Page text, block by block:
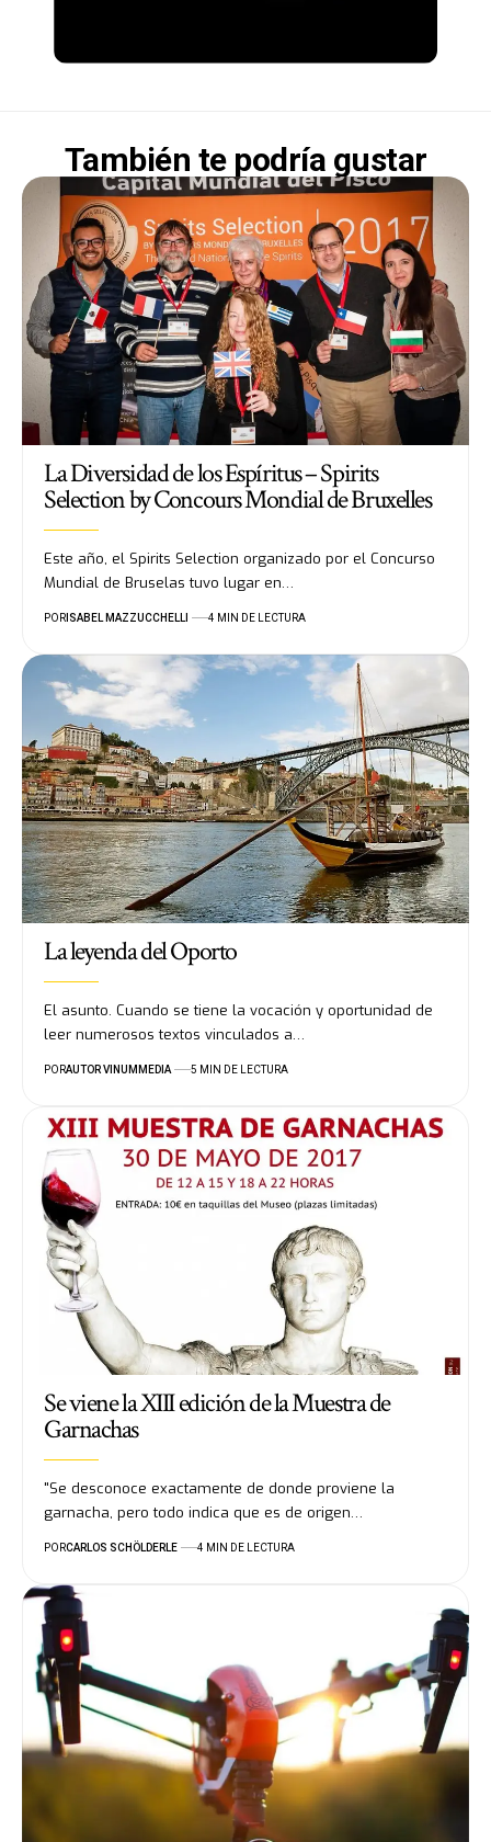
También te podría gustar
La Diversidad de los Espíritus – Spirits
Selection by Concours Mondial de Bruxelles
Este año, el Spirits Selection organizado por el Concurso
Mundial de Bruselas tuvo lugar en…
POR ISABEL MAZZUCCHELLI 4 MIN DE LECTURA
La leyenda del Oporto
El asunto. Cuando se tiene la vocación y oportunidad de
leer numerosos textos vinculados a…
PORAUTOR VINUMMEDIA 5 MIN DE LECTURA
Se viene la XIII edición de la Muestra de
Garnachas
"Se desconoce exactamente de donde proviene la
garnacha, pero todo indica que es de origen…
PORCARLOS SCHÖLDERLE 4 MIN DE LECTURA